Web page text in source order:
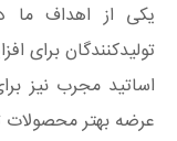
یکی از اهداف ما
تولیدکنندگان برای
اساتید مجرب نیز
عرضه بهتر محصولات